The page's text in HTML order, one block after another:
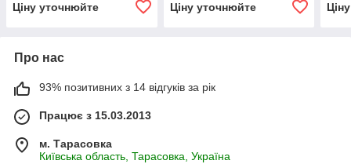
Ціну уточнюйте
Ціну уточнюйте
Про нас
93% позитивних з 14 відгуків за рік
Працює з 15.03.2013
м. Тарасовка
Київська область, Тарасовка, Україна